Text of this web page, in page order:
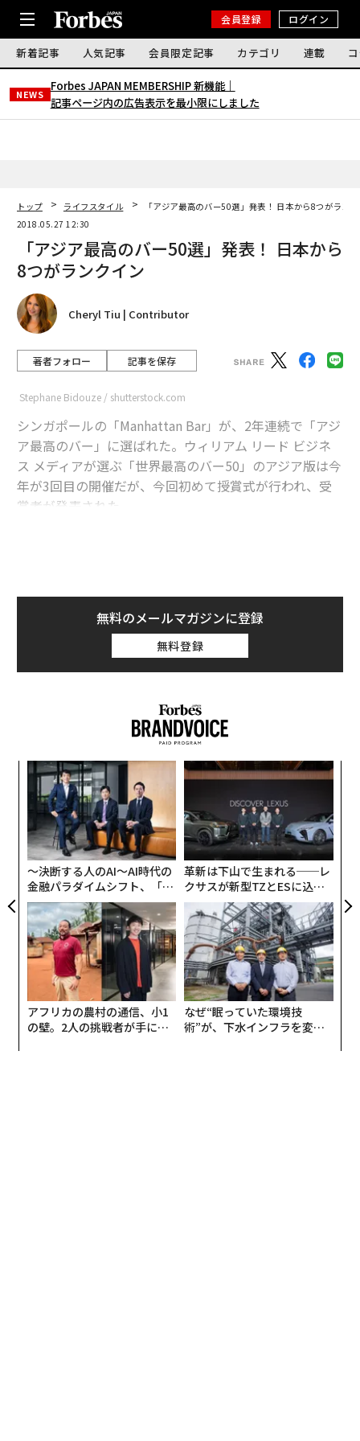
会員登録 ログイン
新着記事 人気記事 会員限定記事 カテゴリ 連載
NEWS
Forbes JAPAN MEMBERSHIP 新機能｜
記事ページ内の広告表示を最小限にしました
トップ ライフスタイル
「アジア最高のバー50選」発表！ 日本から8つがラン
2018.05.27 12:30
「アジア最高のバー50選」発表！ 日本から
8つがランクイン
Cheryl Tiu | Contributor
著者フォロー 記事を保存
Stephane Bidouze / shutterstock.com
シンガポールの「Manhattan Bar」が、2年連続で「アジ
ア最高のバー」に選ばれた。ウィリアム リード ビジネ
ス メディアが選ぶ「世界最高のバー50」のアジア版は今
年が3回目の開催だが、今回初めて授賞式が行われ、受
賞者が発表された。
台北の「Indulge Experimental Bistro」が2位。上海の
「Speak Low」が3位となり3年連続で中国最高のバーに
選ばれた。シンガポールの「Atlas」が昨年から8つ順位
を上げて4位に浮上。そして最も印象的だったのが、小
説家でカクテル愛好家だったアーネスト・ヘミングウェ
5位にランクインしたことだ。「The Old Man」は「Hig
hest New Entry Award」を受賞している。
今年は8つのバーが初のランクインとなった。「The Old
Man」（5位）のほか、「Smalls」（バンコク・29
位）、「Gen Yamamoto」（東京・34位）、「Junglebi
rd」（クアラルンプール・38位）、「Mixology Salon」
（東京・40位）、「Coley」（クアラルンプール・46
位）、「The Ritz Carlton Bar & Lounge」（マカオ・48
位）、「Ku Bar」（バンコク・49位）だ。
無料のメールマガジンに登録
無料登録
〜決断する人のAI〜AI時代の
金融パラダイムシフト、「超
個別化」の核心 【MUFG×ウ
ェルスナビ×PwC】
革新は下山で生まれる──レ
クサスが新型TZとESに込め
た「DISCOVER」の哲学
アフリカの農村の通信、小1
の壁。2人の挑戦者が手にし
なぜ“眠っていた環境技
術”が、下水インフラを変え